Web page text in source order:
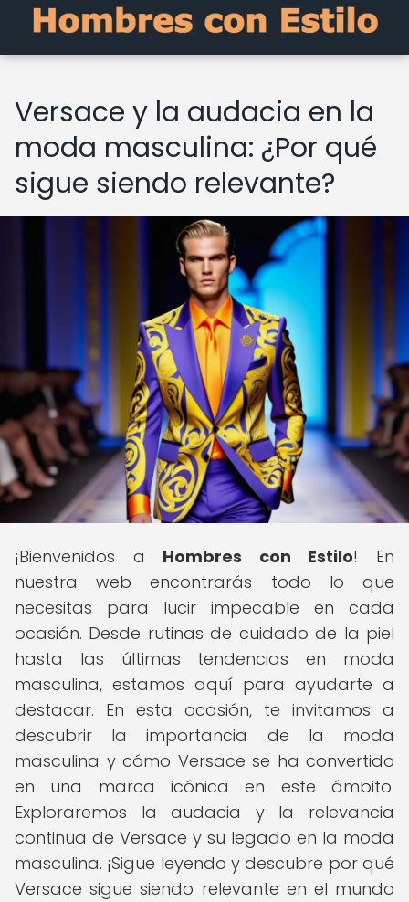
Versace y la audacia en la
moda masculina: ¿Por qué
sigue siendo relevante?
¡Bienvenidos a Hombres con Estilo! En
nuestra web encontrarás todo lo que
necesitas para lucir impecable en cada
ocasión. Desde rutinas de cuidado de la piel
hasta las últimas tendencias en moda
masculina, estamos aquí para ayudarte a
destacar. En esta ocasión, te invitamos a
descubrir la importancia de la moda
masculina y cómo Versace se ha convertido
en una marca icónica en este ámbito.
Exploraremos la audacia y la relevancia
continua de Versace y su legado en la moda
masculina. ¡Sigue leyendo y descubre por qué
Versace sigue siendo relevante en el mundo